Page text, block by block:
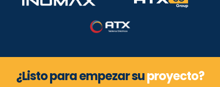
¿Listo para empezar suproyecto?